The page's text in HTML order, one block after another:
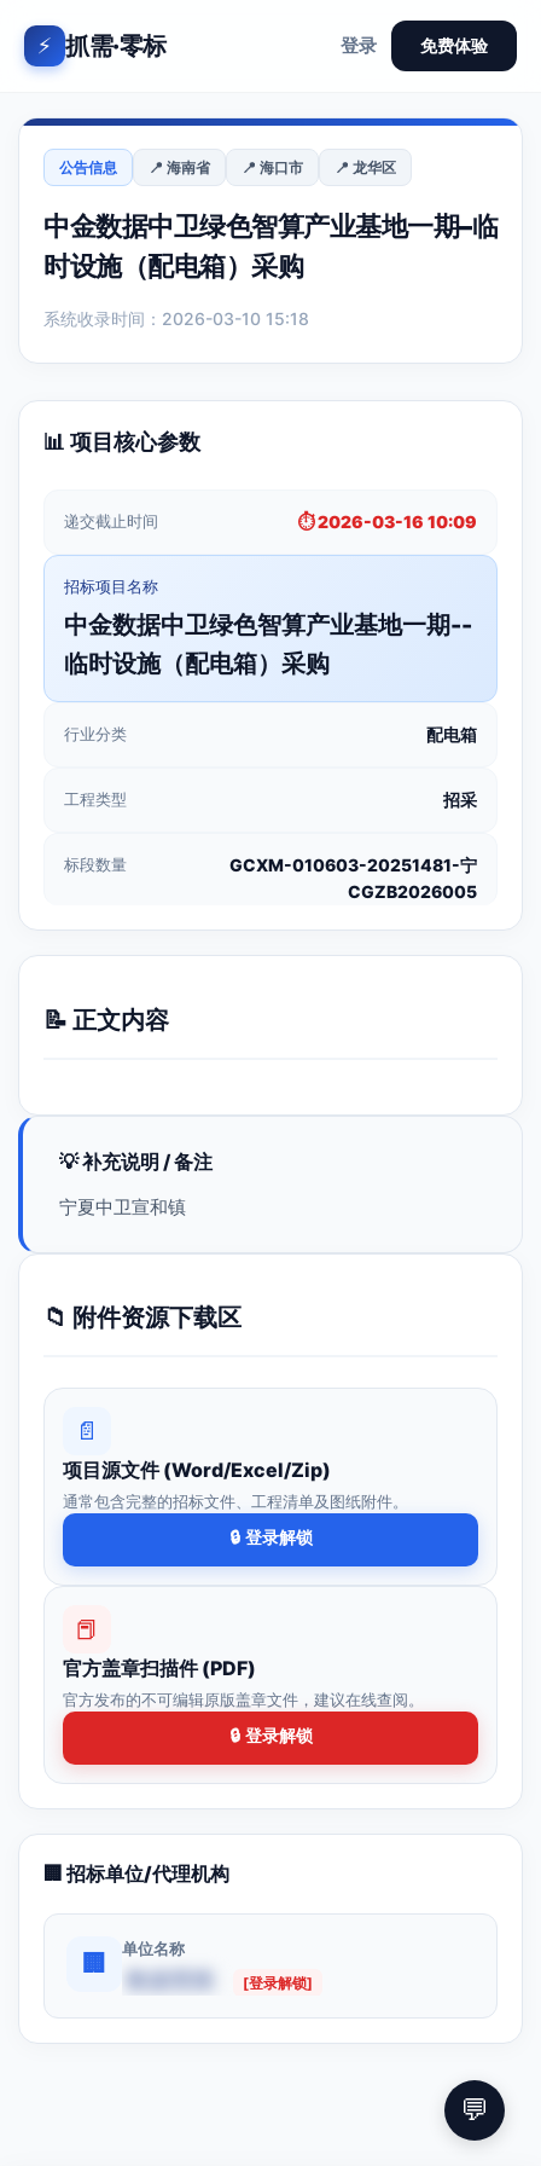
⚡ 抓需·零标 登录 免费体验
公告信息 📍 海南省 📍 海口市 📍 龙华区
中金数据中卫绿色智算产业基地一期–临
时设施（配电箱）采购
系统收录时间：2026-03-10 15:18
📊 项目核心参数
递交截止时间 ⏱️ 2026-03-16 10:09
招标项目名称
中金数据中卫绿色智算产业基地一期--
临时设施（配电箱）采购
行业分类 配电箱
工程类型 招采
标段数量
GCXM-010603-20251481-宁
CGZB2026005
📝 正文内容
💡 补充说明 / 备注
宁夏中卫宣和镇
📁 附件资源下载区
📄
项目源文件 (Word/Excel/Zip)
通常包含完整的招标文件、工程清单及图纸附件。
🔒 登录解锁
📕
官方盖章扫描件 (PDF)
官方发布的不可编辑原版盖章文件，建议在线查阅。
🔒 登录解锁
🏢 招标单位/代理机构
🏢
单位名称
[登录解锁]
💬